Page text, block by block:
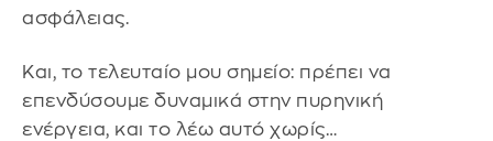
ασφάλειας.
Και, το τελευταίο μου σημείο: πρέπει να
επενδύσουμε δυναμικά στην πυρηνική
ενέργεια, και το λέω αυτό χωρίς…